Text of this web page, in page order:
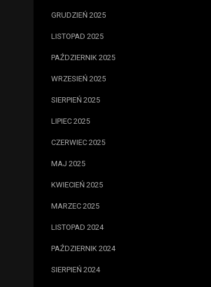
GRUDZIEŃ 2025
LISTOPAD 2025
PAŹDZIERNIK 2025
WRZESIEŃ 2025
SIERPIEŃ 2025
LIPIEC 2025
CZERWIEC 2025
MAJ 2025
KWIECIEŃ 2025
MARZEC 2025
LISTOPAD 2024
PAŹDZIERNIK 2024
SIERPIEŃ 2024